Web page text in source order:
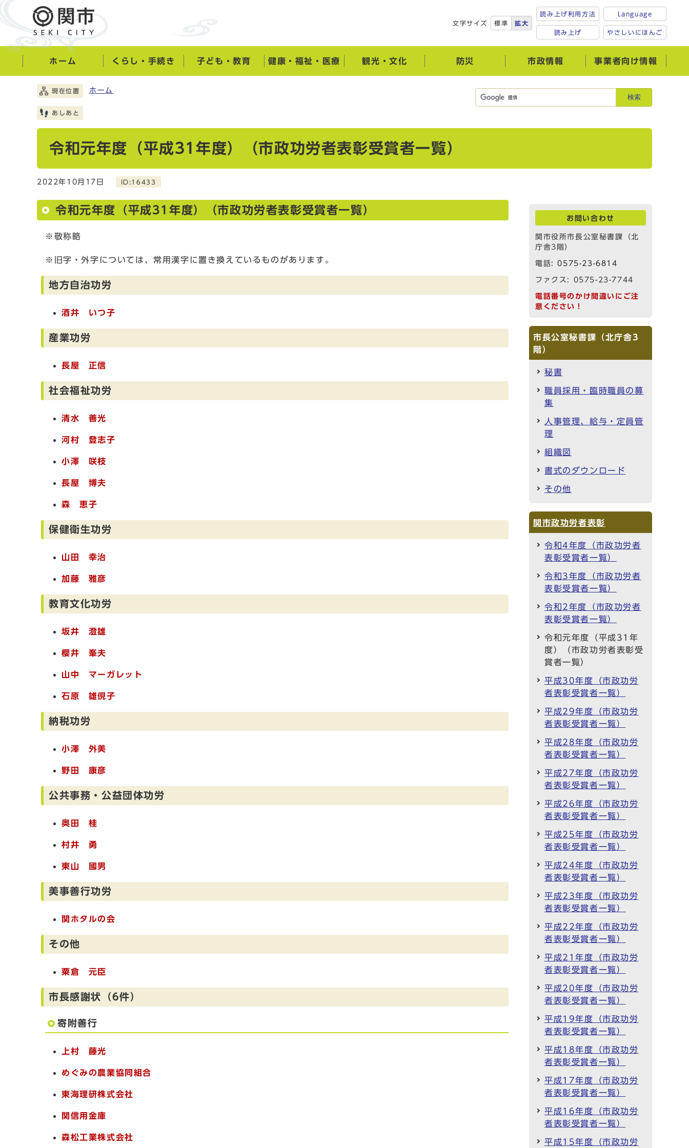
文字サイズ 標準 拡大
読み上げ利用方法
読み上げ
Language
やさしいにほんご
ホーム くらし・手続き 子ども・教育 健康・福祉・医療 観光・文化 防災 市政情報 事業者向け情報
検索
現在位置 ホーム
あしあと
令和元年度（平成31年度）（市政功労者表彰受賞者一覧）
2022年10月17日 ID:16433
令和元年度（平成31年度）（市政功労者表彰受賞者一覧）
※敬称略
※旧字・外字については、常用漢字に置き換えているものがあります。
地方自治功労
酒井 いつ子
産業功労
長屋 正信
社会福祉功労
清水 善光
河村 登志子
小澤 咲枝
長屋 博夫
森 恵子
保健衛生功労
山田 幸治
加藤 雅彦
教育文化功労
坂井 澄雄
櫻井 峯夫
山中 マーガレット
石原 雄俔子
納税功労
小澤 外美
野田 康彦
公共事務・公益団体功労
奥田 桂
村井 勇
東山 國男
美事善行功労
関ホタルの会
その他
粟倉 元臣
市長感謝状（6件）
寄附善行
上村 藤光
めぐみの農業協同組合
東海理研株式会社
関信用金庫
森松工業株式会社
お問い合わせ
関市役所市長公室秘書課（北
庁舎3階）
電話:0575-23-6814
ファクス: 0575-23-7744
電話番号のかけ間違いにご注
意ください！
市長公室秘書課（北庁舎3
階）
秘書
職員採用・臨時職員の募
集
人事管理、給与・定員管
理
組織図
書式のダウンロード
その他
関市政功労者表彰
令和4年度（市政功労者
表彰受賞者一覧）
令和3年度（市政功労者
表彰受賞者一覧）
令和2年度（市政功労者
表彰受賞者一覧）
令和元年度（平成31年
度）（市政功労者表彰受
賞者一覧）
平成30年度（市政功労
者表彰受賞者一覧）
平成29年度（市政功労
者表彰受賞者一覧）
平成28年度（市政功労
者表彰受賞者一覧）
平成27年度（市政功労
者表彰受賞者一覧）
平成26年度（市政功労
者表彰受賞者一覧）
平成25年度（市政功労
者表彰受賞者一覧）
平成24年度（市政功労
者表彰受賞者一覧）
平成23年度（市政功労
者表彰受賞者一覧）
平成22年度（市政功労
者表彰受賞者一覧）
平成21年度（市政功労
者表彰受賞者一覧）
平成20年度（市政功労
者表彰受賞者一覧）
平成19年度（市政功労
者表彰受賞者一覧）
平成18年度（市政功労
者表彰受賞者一覧）
平成17年度（市政功労
者表彰受賞者一覧）
平成16年度（市政功労
者表彰受賞者一覧）
平成15年度（市政功労